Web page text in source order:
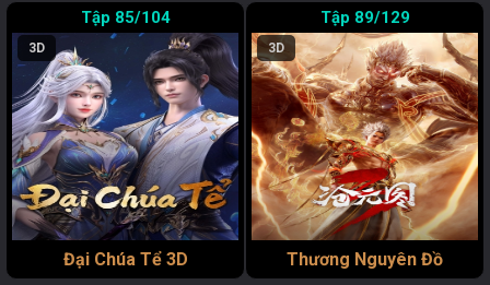
85/104
3D
Đại Chúa Tể 3D
89/129
3D
Thương Nguyên Đồ